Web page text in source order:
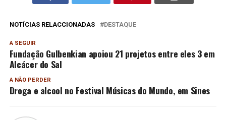
NOTÍCIAS RELACCIONADAS DESTAQUE
A SEGUIR
Fundação Gulbenkian apoiou 21 projetos entre eles 3 em
Alcácer do Sal
A NÃO PERDER
Droga e alcool no Festival Músicas do Mundo, em Sines